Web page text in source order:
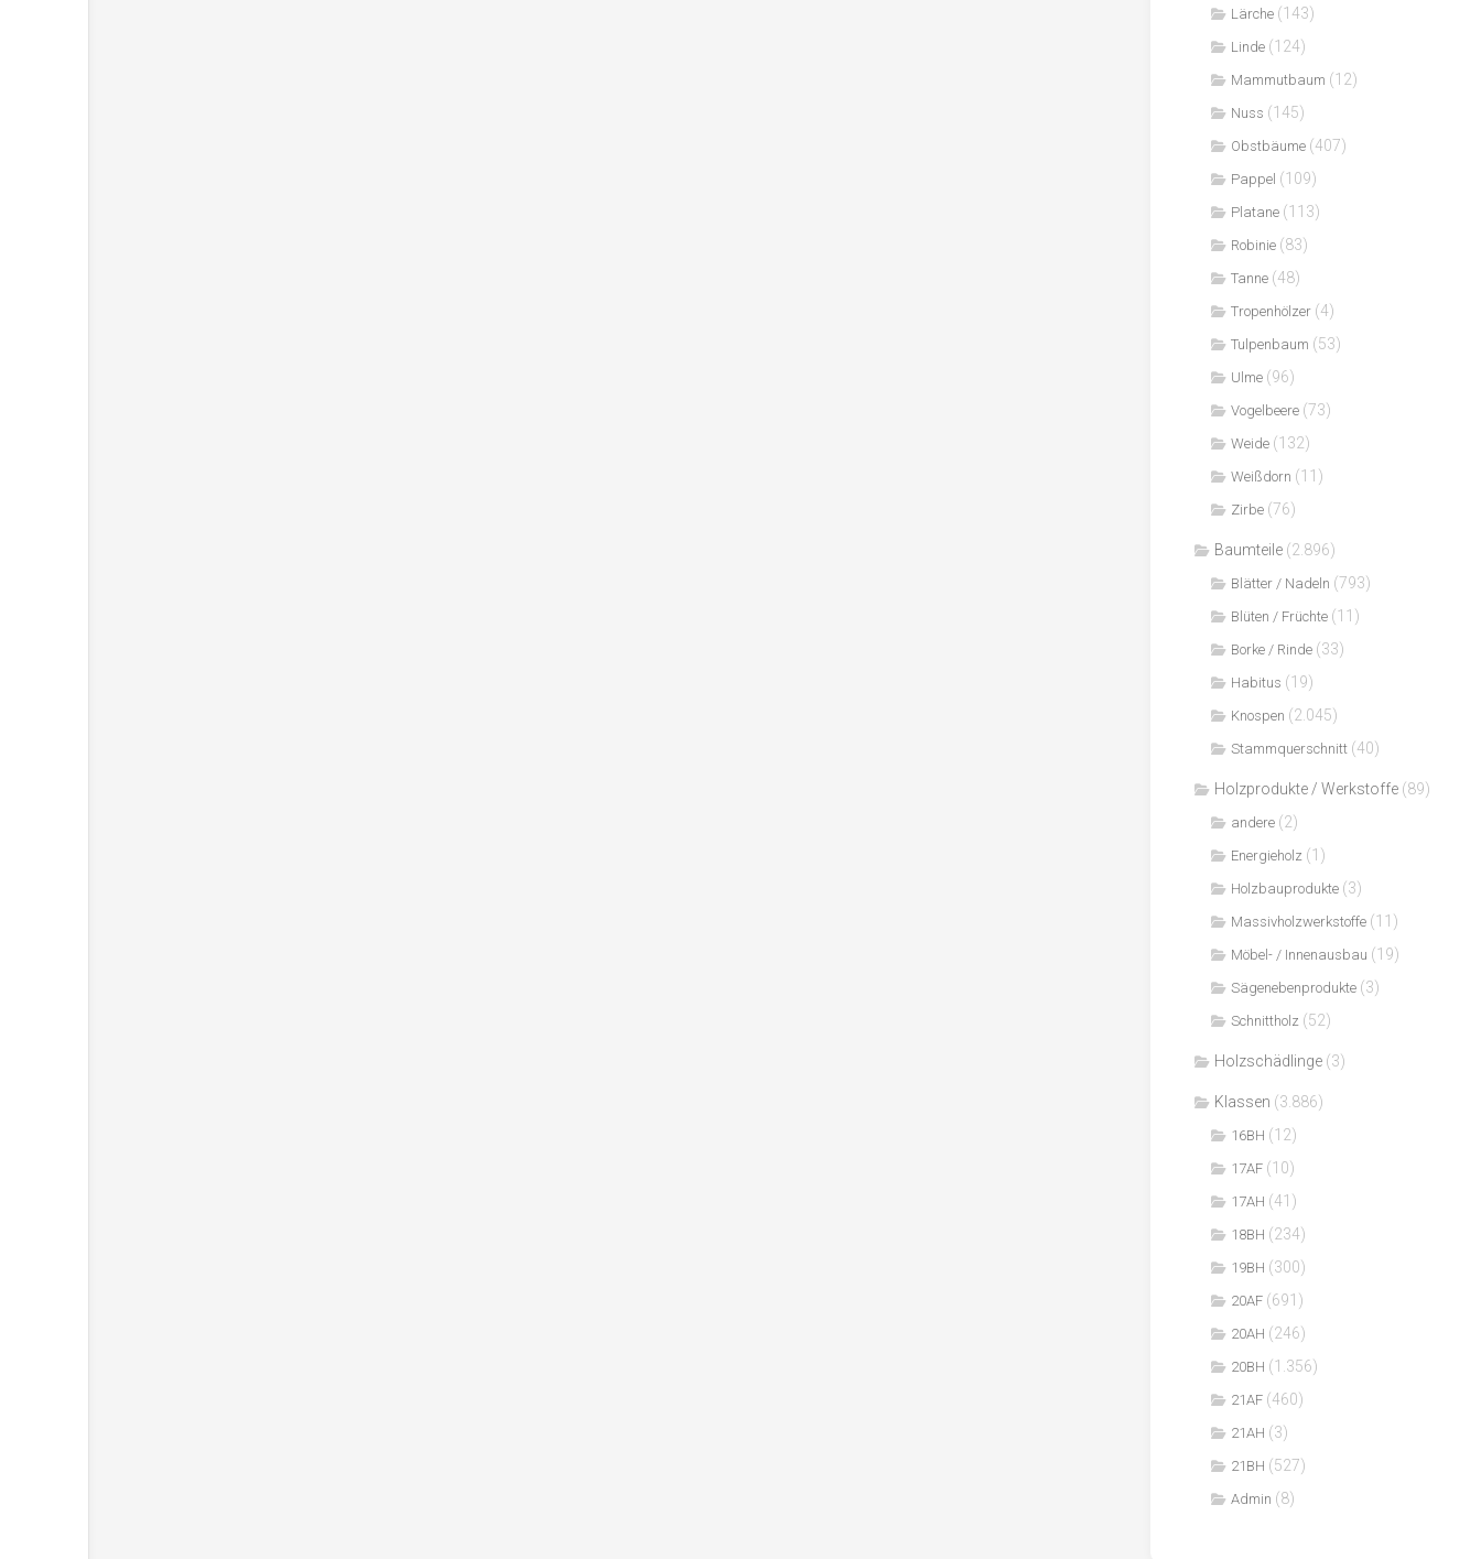
Lärche (143)
Linde (124)
Mammutbaum (12)
Nuss (145)
Obstbäume (407)
Pappel (109)
Platane (113)
Robinie (83)
Tanne (48)
Tropenhölzer (4)
Tulpenbaum (53)
Ulme (96)
Vogelbeere (73)
Weide (132)
Weißdorn (11)
Zirbe (76)
Baumteile (2.896)
Blätter / Nadeln (793)
Blüten / Früchte (11)
Borke / Rinde (33)
Habitus (19)
Knospen (2.045)
Stammquerschnitt (40)
Holzprodukte / Werkstoffe (89)
andere (2)
Energieholz (1)
Holzbauprodukte (3)
Massivholzwerkstoffe (11)
Möbel- / Innenausbau (19)
Sägenebenprodukte (3)
Schnittholz (52)
Holzschädlinge (3)
Klassen (3.886)
16BH (12)
17AF (10)
17AH (41)
18BH (234)
19BH (300)
20AF (691)
20AH (246)
20BH (1.356)
21AF (460)
21AH (3)
21BH (527)
Admin (8)